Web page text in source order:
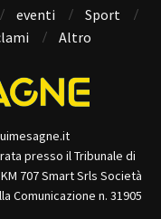
eventi
Sport
Altro
presso il Tribunale di
707 Smart Srls Società
Comunicazione n. 31905